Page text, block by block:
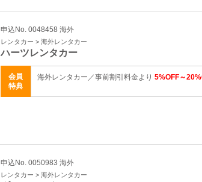
申込No. 0048458 海外
レンタカー > 海外レンタカー
ハーツレンタカー
会員
特典
海外レンタカー／事前割引料金より 5%OFF～
申込No. 0050983 海外
レンタカー > 海外レンタカー